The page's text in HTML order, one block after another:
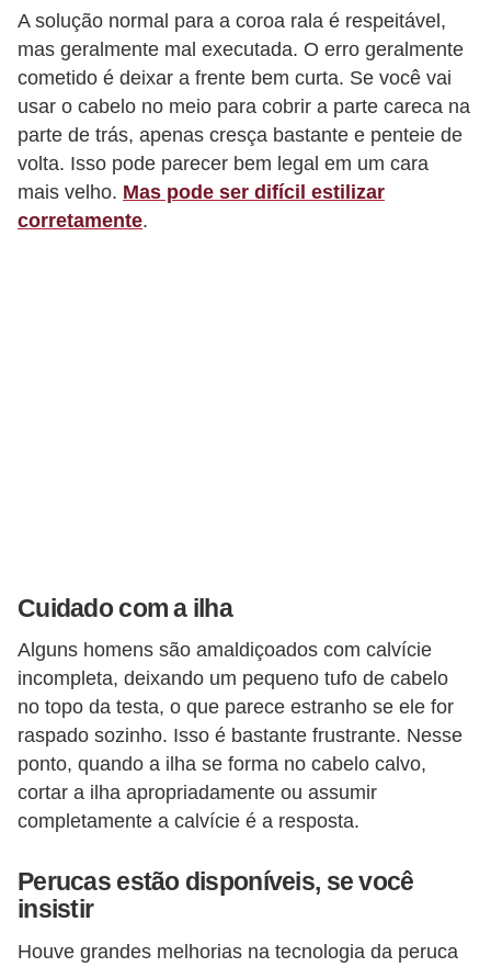
A solução normal para a coroa rala é respeitável,
mas geralmente mal executada. O erro geralmente
cometido é deixar a frente bem curta. Se você vai
usar o cabelo no meio para cobrir a parte careca na
parte de trás, apenas cresça bastante e penteie de
volta. Isso pode parecer bem legal em um cara
mais velho. Mas pode ser difícil estilizar
corretamente.
Cuidado com a ilha
Alguns homens são amaldiçoados com calvície
incompleta, deixando um pequeno tufo de cabelo
no topo da testa, o que parece estranho se ele for
raspado sozinho. Isso é bastante frustrante. Nesse
ponto, quando a ilha se forma no cabelo calvo,
cortar a ilha apropriadamente ou assumir
completamente a calvície é a resposta.
Perucas estão disponíveis, se você
insistir
Houve grandes melhorias na tecnologia da peruca
R
o
u
p
a
s
S
a
ú
d
e